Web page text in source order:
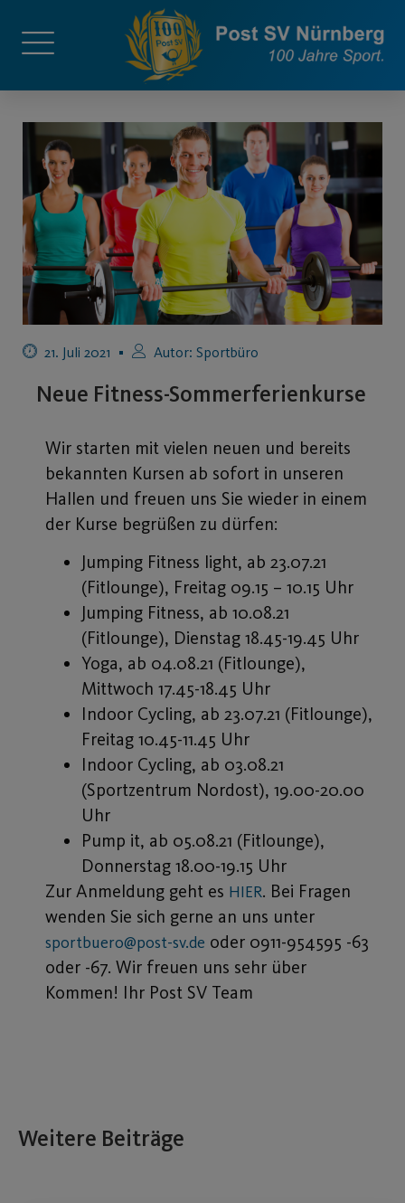
21. Juli 2021 Autor: Sportbüro
Neue Fitness-Sommerferienkurse
Wir starten mit vielen neuen und bereits
bekannten Kursen ab sofort in unseren
Hallen und freuen uns Sie wieder in einem
der Kurse begrüßen zu dürfen:
Jumping Fitness light, ab 23.07.21
(Fitlounge), Freitag 09.15 – 10.15 Uhr
Jumping Fitness, ab 10.08.21
(Fitlounge), Dienstag 18.45-19.45 Uhr
Yoga, ab 04.08.21 (Fitlounge),
Mittwoch 17.45-18.45 Uhr
Indoor Cycling, ab 23.07.21 (Fitlounge),
Freitag 10.45-11.45 Uhr
Indoor Cycling, ab 03.08.21
(Sportzentrum Nordost), 19.00-20.00
Uhr
Pump it, ab 05.08.21 (Fitlounge),
Donnerstag 18.00-19.15 Uhr
Zur Anmeldung geht es HIER. Bei Fragen
wenden Sie sich gerne an uns unter
sportbuero@post-sv.de oder 0911-954595 -63
oder -67. Wir freuen uns sehr über
Kommen! Ihr Post SV Team
Weitere Beiträge